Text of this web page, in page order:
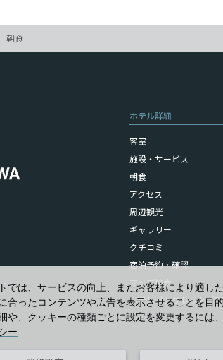
朝食
ホテル詳細
客室
施設・サービス
朝食
アクセス
周辺観光
ギャラリー
クチコミ
宿泊予約・確認
マップ検索
ホテルパンフレット（
い。
では、サービスの向上、またお客様により適し
合ったコンテンツや広告を表示させることを目
や、クッキーの種類ごとに設定を変更するには
ー